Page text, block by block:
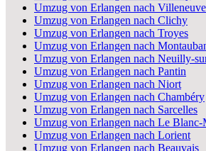
Umzug von Erlangen nach
Umzug von Erlangen nach Clichy
Umzug von Erlangen nach Troyes
Umzug von Erlangen nach
Umzug von Erlangen nach Neuilly-
Umzug von Erlangen nach Pantin
Umzug von Erlangen nach Niort
Umzug von Erlangen nach Chambéry
Umzug von Erlangen nach Sarcelles
Umzug von Erlangen nach Le Blanc-
Umzug von Erlangen nach Lorient
Umzug von Erlangen nach Beauvais